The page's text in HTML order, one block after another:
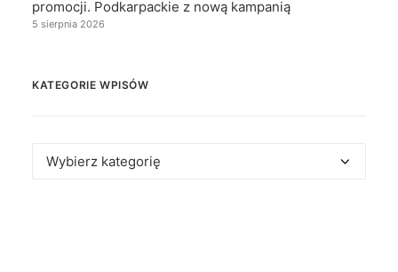
promocji. Podkarpackie z nową kampanią
5 sierpnia 2026
KATEGORIE WPISÓW
Kategorie